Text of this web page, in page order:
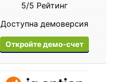
5/5 Рейтинг
Доступна демоверсия
Откройте демо-счет